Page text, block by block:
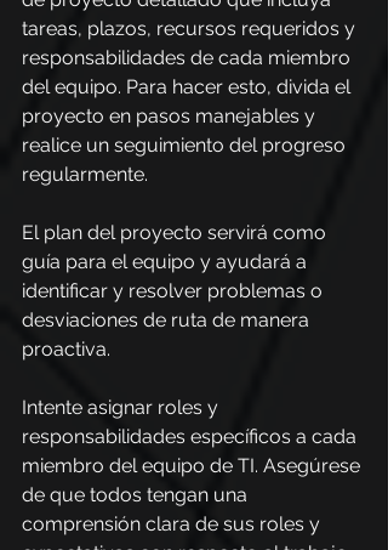
tareas, plazos, recursos requeridos y
responsabilidades de cada miembro
del equipo. Para hacer esto, divida el
proyecto en pasos manejables y
realice un seguimiento del progreso
regularmente.
El plan del proyecto servirá como
guía para el equipo y ayudará a
identificar y resolver problemas o
desviaciones de ruta de manera
proactiva.
Intente asignar roles y
responsabilidades específicos a cada
miembro del equipo de TI. Asegúrese
de que todos tengan una
comprensión clara de sus roles y